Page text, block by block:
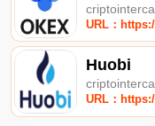
URL：
Huobi
URL：